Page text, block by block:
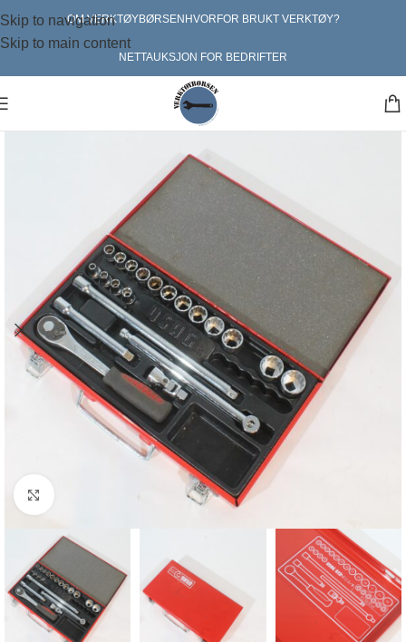
Skip to navigation
Skip to main content
OM VERKTØYBØRSEN HVORFOR BRUKT VERKTØY?
NETTAUKSJON FOR BEDRIFTER